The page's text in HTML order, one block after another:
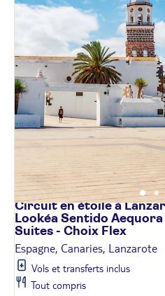
Circuit en étoile à
Lookéa Sentido
Suites - Choix Flex
Espagne, Canaries, Lanzarote
Vols et transferts inclus
Tout compris